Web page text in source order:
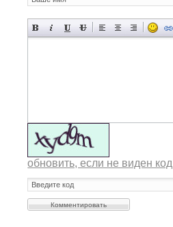
обновить, если не виден код